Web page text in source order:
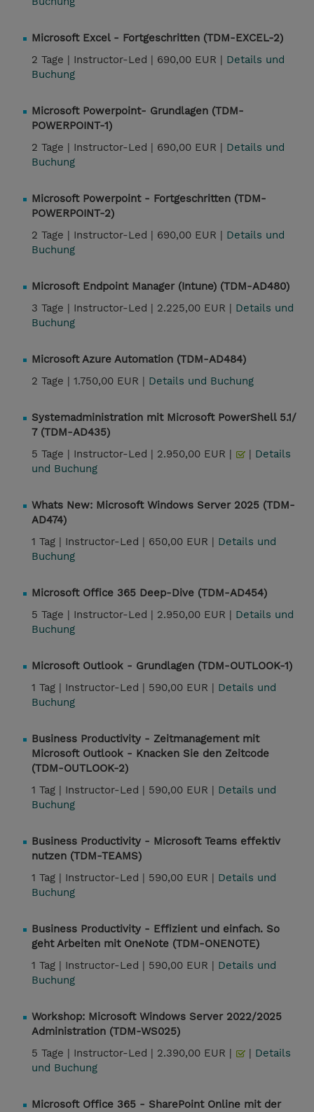
Microsoft Excel - Fortgeschritten (TDM-EXCEL-2)
2 Tage | Instructor-Led | 690,00 EUR | Details und
Buchung
Microsoft Powerpoint- Grundlagen (TDM-
POWERPOINT-1)
2 Tage | Instructor-Led | 690,00 EUR | Details und
Buchung
Microsoft Powerpoint - Fortgeschritten (TDM-
POWERPOINT-2)
2 Tage | Instructor-Led | 690,00 EUR | Details und
Buchung
Microsoft Endpoint Manager (Intune) (TDM-AD480)
3 Tage | Instructor-Led | 2.225,00 EUR | Details und
Buchung
Microsoft Azure Automation (TDM-AD484)
2 Tage | 1.750,00 EUR | Details und Buchung
Systemadministration mit Microsoft PowerShell 5.1/
7 (TDM-AD435)
5 Tage | Instructor-Led | 2.950,00 EUR | | Details
und Buchung
Whats New: Microsoft Windows Server 2025 (TDM-
AD474)
1 Tag | Instructor-Led | 650,00 EUR | Details und
Buchung
Microsoft Office 365 Deep-Dive (TDM-AD454)
5 Tage | Instructor-Led | 2.950,00 EUR | Details und
Buchung
Microsoft Outlook - Grundlagen (TDM-OUTLOOK-1)
1 Tag | Instructor-Led | 590,00 EUR | Details und
Buchung
Business Productivity - Zeitmanagement mit
Microsoft Outlook - Knacken Sie den Zeitcode
(TDM-OUTLOOK-2)
1 Tag | Instructor-Led | 590,00 EUR | Details und
Buchung
Business Productivity - Microsoft Teams effektiv
nutzen (TDM-TEAMS)
1 Tag | Instructor-Led | 590,00 EUR | Details und
Buchung
Business Productivity - Effizient und einfach. So
geht Arbeiten mit OneNote (TDM-ONENOTE)
1 Tag | Instructor-Led | 590,00 EUR | Details und
Buchung
Workshop: Microsoft Windows Server 2022/2025
Administration (TDM-WS025)
5 Tage | Instructor-Led | 2.390,00 EUR | | Details
und Buchung
Microsoft Office 365 - SharePoint Online mit der